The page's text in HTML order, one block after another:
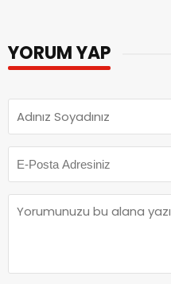
YORUM YAP